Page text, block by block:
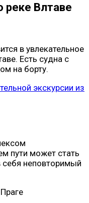
реке Влтаве
в увлекательное
Есть судна с
на борту.
экскурсии из
пути может стать
себя неповторимый